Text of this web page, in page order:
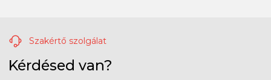
Szakértő szolgálat
Kérdésed van?